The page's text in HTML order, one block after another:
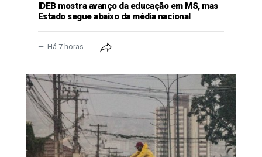
IDEB mostra avanço da educação em MS, mas
Estado segue abaixo da média nacional
Há 7 horas